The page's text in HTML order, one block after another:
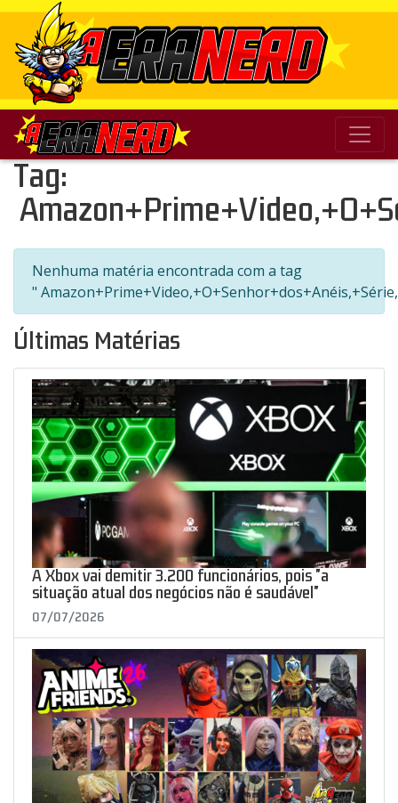
Tag:
Nenhuma matéria encontrada com a tag
"
Últimas Matérias
A Xbox vai demitir 3.200 funcionários, pois "a
situação atual dos negócios não é saudável"
07/07/2026